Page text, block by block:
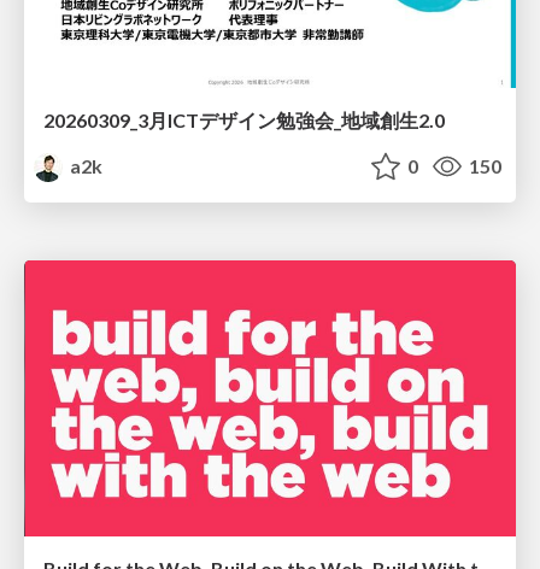
20260309_3月ICTデザイン勉強会_地域創生2.0
a2k
0 150